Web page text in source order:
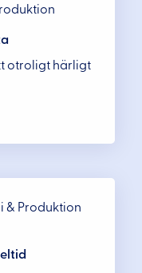
otroligt härligt
& Produktion